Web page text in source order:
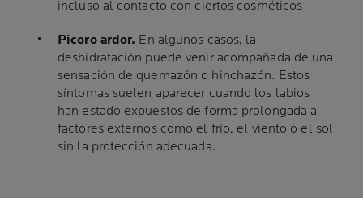
incluso al contacto con ciertos cosméticos
Picoro ardor. En algunos casos, la
deshidratación puede venir acompañada de una
sensación de quemazón o hinchazón. Estos
síntomas suelen aparecer cuando los labios
han estado expuestos de forma prolongada a
factores externos como el frío, el viento o el sol
sin la protección adecuada.